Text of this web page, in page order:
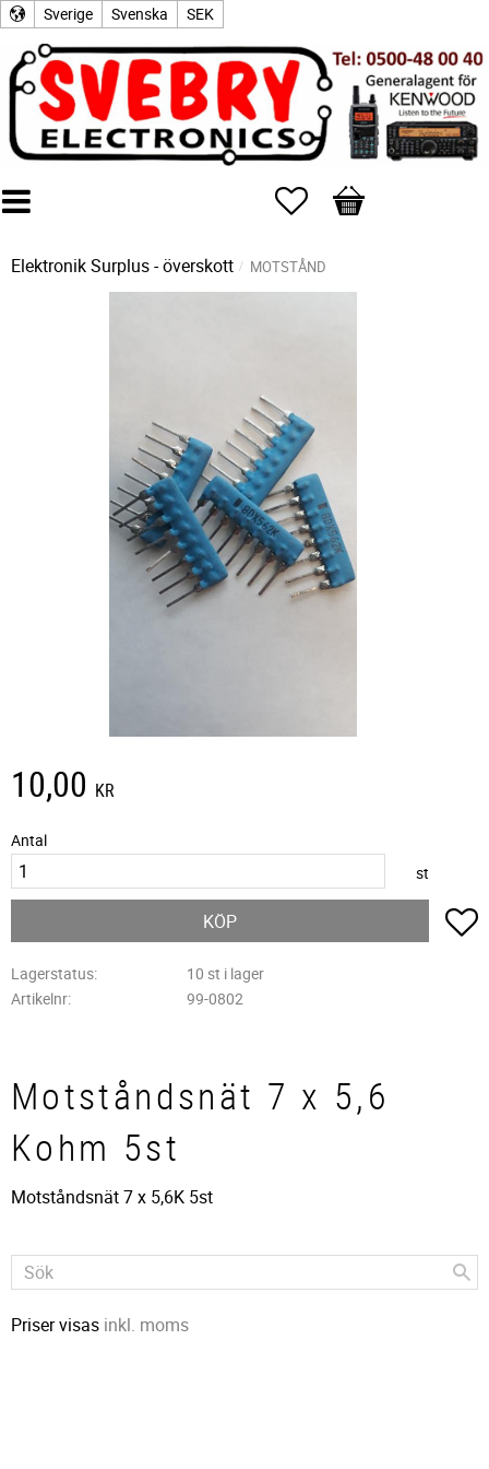
Sverige Svenska SEK
Favoriter
Kundvagn
Elektronik Surplus - överskott MOTSTÅND
10,00 KR
Antal
st
KÖP
Lagerstatus
10 st i lager
Artikelnr
99-0802
Motståndsnät 7 x 5,6
Kohm 5st
Motståndsnät 7 x 5,6K 5st
Priser visas inkl. moms